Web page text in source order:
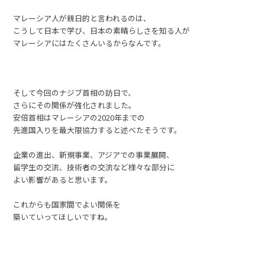
マレーシア人が親日的と言われるのは、
こうして日本で学び、日本の素晴らしさを知る人が
マレーシアにはたくさんいるからなんです。
そして今回のナジブ首相の訪日で、
さらにその関係が強化されました。
安倍首相はマレーシアの2020年までの
先進国入りを最大限協力すると述べたそうです。
企業の進出、新規事業、アジアでの事業展開、
留学生の交流、技術者の交流など様々な部分に
よい影響があると思います。
これからも国家間でよい関係を
築いていってほしいですね。